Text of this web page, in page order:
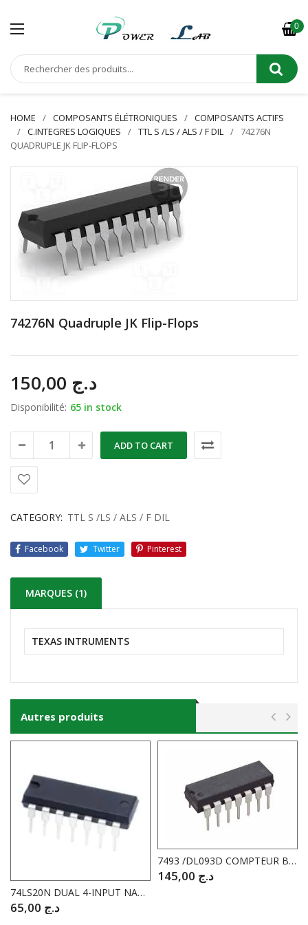
0
HOME COMPOSANTS ÉLÉTRONIQUES
COMPOSANTS ACTIFS
C.INTEGRES LOGIQUES
TTL S /LS / ALS / F DIL
74276N
QUADRUPLE JK FLIP-FLOPS
74276N Quadruple JK Flip-Flops
د.ج
Disponibilité: 65 in stock
ADD TO CART
CATEGORY: TTL S /LS / ALS / F DIL
Facebook Twitter Pinterest
MARQUES (1)
TEXAS INTRUMENTS
Autres produits
74LS20N DUAL 4-INPUT NAND GATE.
د.ج
7493 /DL093D COMPTEUR BINAIRE 4 BIT
د.ج